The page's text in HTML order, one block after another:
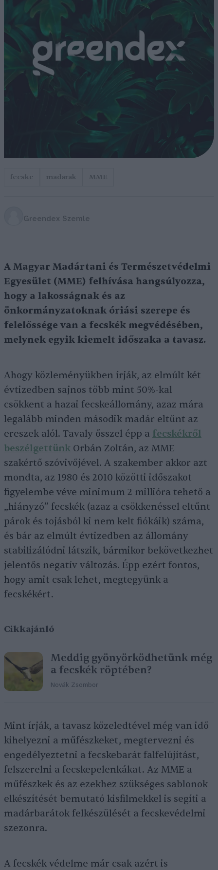
fecske madarak MME
Greendex Szemle
A Magyar Madártani és Természetvédelmi
Egyesület (MME) felhívása hangsúlyozza,
hogy a lakosságnak és az
önkormányzatoknak óriási szerepe és
felelőssége van a fecskék megvédésében,
melynek egyik kiemelt időszaka a tavasz.
Ahogy közleményükben írják, az elmúlt két
évtizedben sajnos több mint 50%-kal
csökkent a hazai fecskeállomány, azaz mára
legalább minden második madár eltűnt az
ereszek alól. Tavaly ősszel épp a fecskékről
beszélgettünk Orbán Zoltán, az MME
szakértő szóvivőjével. A szakember akkor azt
mondta, az 1980 és 2010 közötti időszakot
figyelembe véve minimum 2 millióra tehető a
„hiányzó” fecskék (azaz a csökkenéssel eltűnt
párok és tojásból ki nem kelt fiókáik) száma,
és bár az elmúlt évtizedben az állomány
stabilizálódni látszik, bármikor bekövetkezhet
jelentős negatív változás. Épp ezért fontos,
hogy amit csak lehet, megtegyünk a
fecskékért.
Cikkajánló
Meddig gyönyörködhetünk még
a fecskék röptében?
Novák Zsombor
Mint írják, a tavasz közeledtével még van idő
kihelyezni a műfészkeket, megtervezni és
engedélyeztetni a fecskebarát falfelújítást,
felszerelni a fecskepelenkákat. Az MME a
műfészkek és az ezekhez szükséges sablonok
elkészítését bemutató kisfilmekkel is segíti a
madárbarátok felkészülését a fecskevédelmi
szezonra.
A fecskék védelme már csak azért is